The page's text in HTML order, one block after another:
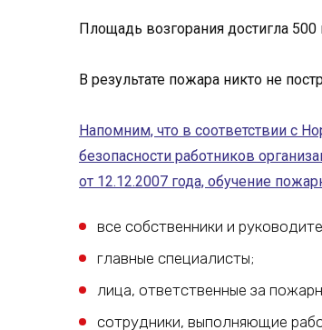
Площадь возгорания достигла
В результате пожара никто не
Напомним, что в соответствии с
безопасности работников
от 12.12.2007 года, обучение
все собственники и
главные специалисты;
лица, ответственные за
сотрудники, выполняющие